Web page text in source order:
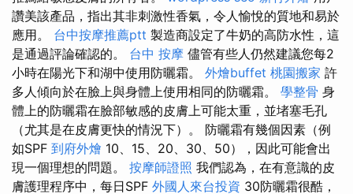
讚美該產品，指出其非刺激性香氣，令人愉悅的質地和易於
應用。 台中按摩推薦ptt 製造商設定了牛奶的高防水性，這
是通過評論確認的。 台中 按摩 儘管有些人仍然建議您每2
小時在陽光下和湖中使用防曬霜。 外燴buffet 桃園搬家 許
多人傾向於在臉上與身體上使用相同的防曬霜。 學整骨 身
體上的防曬霜在臉部敏感的皮膚上可能太重，並堵塞毛孔
（尤其是在皮膚更快的情況下）。 防曬霜有幾個因素（例
如SPF 到府外燴 10、15、20、30、50），因此可能會出
現一個理想的問題。 按摩師證照 我們認為，在有意識的皮
膚護理程序中，每日SPF 外國人來台投資 30防曬霜很酷，